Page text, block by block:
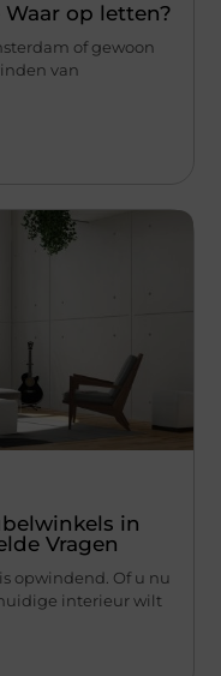
op letten?
of gewoon
van
in
Vragen
opwindend. Of u nu
interieur wilt